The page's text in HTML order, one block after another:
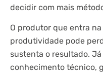
decidir com mais
O produtor que entra
produtividade pode
sustenta o resultado.
conhecimento técnico,